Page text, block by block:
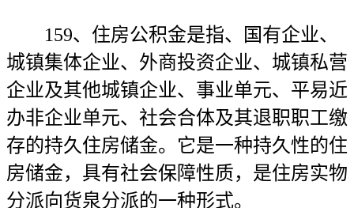
159、住房公积金是指、国有企业、
城镇集体企业、外商投资企业、城镇私营
企业及其他城镇企业、事业单元、平易近
办非企业单元、社会合体及其退职职工缴
存的持久住房储金。它是一种持久性的住
房储金，具有社会保障性质，是住房实物
分派向货泉分派的一种形式。